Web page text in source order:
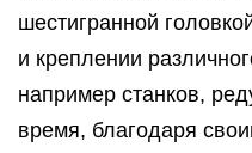
шестигранной
и креплении
например станков,
время, благодаря